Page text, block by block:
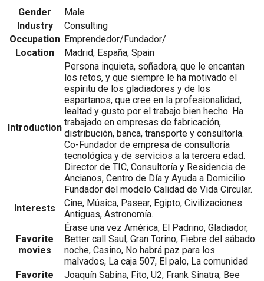
Gender
Male
Industry
Consulting
Occupation Emprendedor/Fundador/
Location
Madrid, España, Spain
Introduction
Persona inquieta, soñadora, que le encantan
los retos, y que siempre le ha motivado el
espíritu de los gladiadores y de los
espartanos, que cree en la profesionalidad,
lealtad y gusto por el trabajo bien hecho. Ha
trabajado en empresas de fabricación,
distribución, banca, transporte y consultoría.
Co-Fundador de empresa de consultoría
tecnológica y de servicios a la tercera edad.
Director de TIC, Consultoría y Residencia de
Ancianos, Centro de Día y Ayuda a Domicilio.
Fundador del modelo Calidad de Vida Circular.
Interests
Cine, Música, Pasear, Egipto, Civilizaciones
Antiguas, Astronomía.
Favorite
movies
Érase una vez América, El Padrino, Gladiador,
Better call Saul, Gran Torino, Fiebre del sábado
noche, Casino, No habrá paz para los
malvados, La caja 507, El palo, La comunidad
Favorite
Joaquín Sabina, Fito, U2, Frank Sinatra, Bee